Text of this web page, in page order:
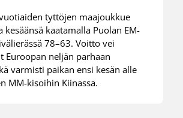
tyttöjen maajoukkue
kesäänsä kaatamalla Puolan EM-
78–63. Voitto vei
Euroopan neljän parhaan
varmisti paikan ensi kesän alle
MM-kisoihin Kiinassa.